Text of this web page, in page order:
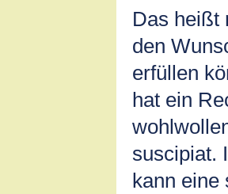
Das heißt
den
erfüllen
hat ein
suscipiat.
kann eine